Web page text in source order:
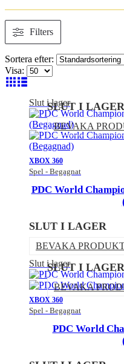
Filters
Sortera efter:
Visa:
Slut i lager
XBOX 360
Spel - Begagnat
SLUT I LAGER
BEVAKA
PDC World
SLUT I LAGER
BEVAKA
Slut i lager
XBOX 360
Spel - Begagnat
SLUT I LAGER
BEVAKA
PDC World